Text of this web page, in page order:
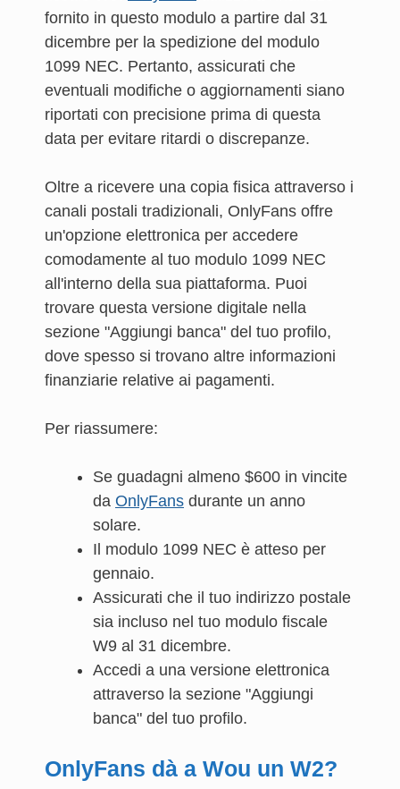
fornito in questo modulo a partire dal 31
dicembre per la spedizione del modulo
1099 NEC. Pertanto, assicurati che
eventuali modifiche o aggiornamenti siano
riportati con precisione prima di questa
data per evitare ritardi o discrepanze.
Oltre a ricevere una copia fisica attraverso i
canali postali tradizionali, OnlyFans offre
un'opzione elettronica per accedere
comodamente al tuo modulo 1099 NEC
all'interno della sua piattaforma. Puoi
trovare questa versione digitale nella
sezione "Aggiungi banca" del tuo profilo,
dove spesso si trovano altre informazioni
finanziarie relative ai pagamenti.
Per riassumere:
Se guadagni almeno $600 in vincite
da OnlyFans durante un anno
solare.
Il modulo 1099 NEC è atteso per
gennaio.
Assicurati che il tuo indirizzo postale
sia incluso nel tuo modulo fiscale
W9 al 31 dicembre.
Accedi a una versione elettronica
attraverso la sezione "Aggiungi
banca" del tuo profilo.
OnlyFans dà a Wou un W2?